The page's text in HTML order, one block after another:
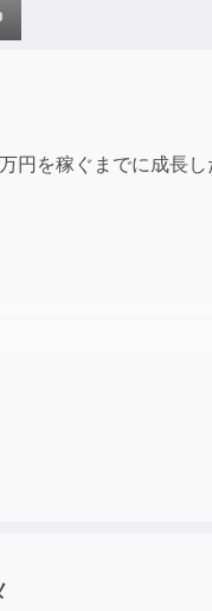
円を稼ぐまでに成長
せん。
れることは、